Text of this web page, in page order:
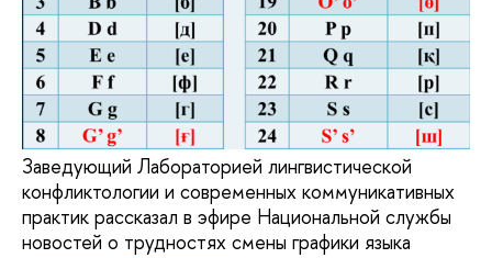
Заведующий Лабораторией лингвистической
конфликтологии и современных коммуникативных
практик рассказал в эфире Национальной службы
новостей о трудностях смены графики языка